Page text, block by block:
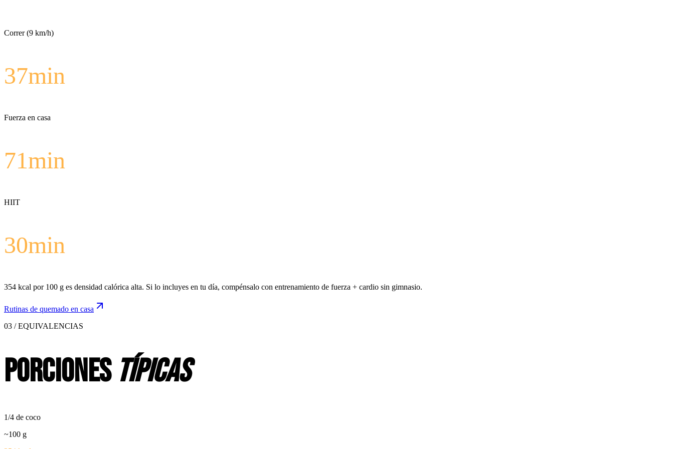
Correr (9 km/h)
37min
Fuerza en casa
71min
HIIT
30min
354 kcal por 100 g es densidad calórica alta. Si lo incluyes en tu día, compénsalo con entrenamiento de fuerza + cardio sin gimnasio.
Rutinas de quemado en casa
03 / EQUIVALENCIAS
Porciones típicas
1/4 de coco
~100 g